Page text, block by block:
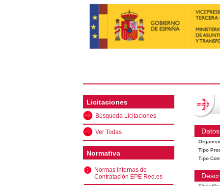
Licitaciones
Búsqueda Licitaciones
Ver Todas
Normativa
Normas Internas de
Contratación EPE Red.es
Tipo
Tipo